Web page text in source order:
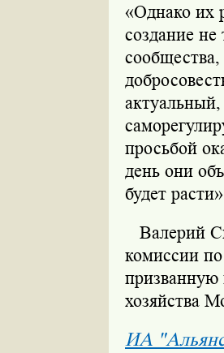
«Однако их
создание
сообщества,
просьбой
день они
будет
Валерий
комиссии
призванную
хозяйства
ИА